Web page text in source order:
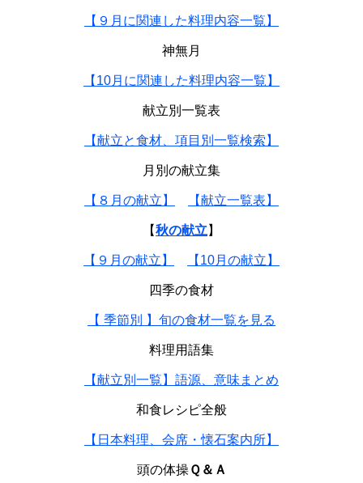
【９月に関連した料理内容一覧】
神無月
【10月に関連した料理内容一覧】
献立別一覧表
【献立と食材、項目別一覧検索】
月別の献立集
【８月の献立】 【献立一覧表】
【秋の献立 】
【９月の献立】 【10月の献立】
四季の食材
【 季節別 】旬の食材一覧を見る
料理用語集
【献立別一覧】語源、意味まとめ
和食レシピ全般
【日本料理、会席・懐石案内所】
頭の体操Ｑ＆Ａ